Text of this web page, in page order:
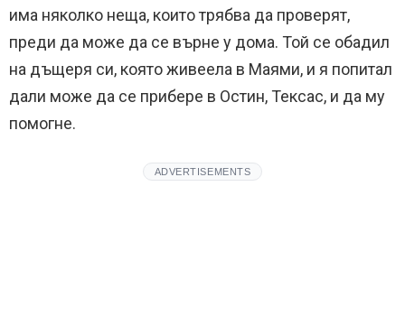
има няколко неща, които трябва да проверят,
преди да може да се върне у дома. Той се обадил
на дъщеря си, която живеела в Маями, и я попитал
дали може да се прибере в Остин, Тексас, и да му
помогне.
ADVERTISEMENTS